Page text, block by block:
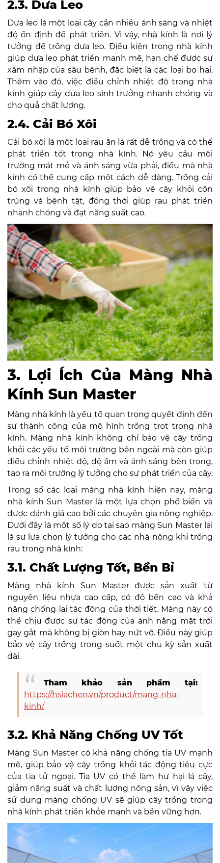
2.3. Dưa Leo
Dưa leo là một loại cây cần nhiều ánh sáng và nhiệt
độ ổn định để phát triển. Vì vậy, nhà kính là nơi lý
tưởng để trồng dưa leo. Điều kiện trong nhà kính
giúp dưa leo phát triển mạnh mẽ, hạn chế được sự
xâm nhập của sâu bệnh, đặc biệt là các loại bọ hại.
Thêm vào đó, việc điều chỉnh nhiệt độ trong nhà
kính giúp cây dưa leo sinh trưởng nhanh chóng và
cho quả chất lượng.
2.4. Cải Bó Xôi
Cải bó xôi là một loại rau ăn lá rất dễ trồng và có thể
phát triển tốt trong nhà kính. Nó yêu cầu môi
trường mát mẻ và ánh sáng vừa phải, điều mà nhà
kính có thể cung cấp một cách dễ dàng. Trồng cải
bó xôi trong nhà kính giúp bảo vệ cây khỏi côn
trùng và bệnh tật, đồng thời giúp rau phát triển
nhanh chóng và đạt năng suất cao.
3. Lợi Ích Của Màng Nhà
Kính Sun Master
Màng nhà kính là yếu tố quan trọng quyết định đến
sự thành công của mô hình trồng trọt trong nhà
kính. Màng nhà kính không chỉ bảo vệ cây trồng
khỏi các yếu tố môi trường bên ngoài mà còn giúp
điều chỉnh nhiệt độ, độ ẩm và ánh sáng bên trong,
tạo ra môi trường lý tưởng cho sự phát triển của cây.
Trong số các loại màng nhà kính hiện nay, màng
nhà kính Sun Master là một lựa chọn phổ biến và
được đánh giá cao bởi các chuyên gia nông nghiệp.
Dưới đây là một số lý do tại sao màng Sun Master lại
là sự lựa chọn lý tưởng cho các nhà nông khi trồng
rau trong nhà kính:
3.1. Chất Lượng Tốt, Bền Bỉ
Màng nhà kính Sun Master được sản xuất từ
nguyên liệu nhựa cao cấp, có độ bền cao và khả
năng chống lại tác động của thời tiết. Màng này có
thể chịu được sự tác động của ánh nắng mặt trời
gay gắt mà không bị giòn hay nứt vỡ. Điều này giúp
bảo vệ cây trồng trong suốt một chu kỳ sản xuất
dài.
Tham khảo sản phẩm tại:
https://hsiachen.vn/product/mang-nha-
kinh/
3.2. Khả Năng Chống UV Tốt
Màng Sun Master có khả năng chống tia UV mạnh
mẽ, giúp bảo vệ cây trồng khỏi tác động tiêu cực
của tia tử ngoại. Tia UV có thể làm hư hại lá cây,
giảm năng suất và chất lượng nông sản, vì vậy việc
sử dụng màng chống UV sẽ giúp cây trồng trong
nhà kính phát triển khỏe mạnh và bền vững hơn.